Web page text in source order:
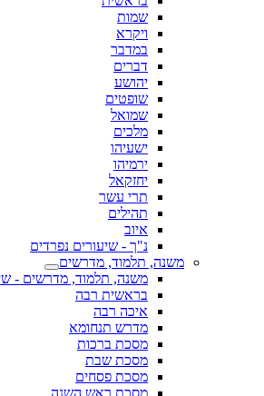
שמות
ויקרא
במדבר
דברים
יהושע
שופטים
שמואל
מלכים
ישעיהו
ירמיהו
יחזקאל
תרי עשר
תהילים
איוב
נ"ך - שיעורים נפרדים
משנה, תלמוד, מדרשים
משנה, תלמוד, מדרשים -
בראשית רבה
איכה רבה
מדרש תנחומא
מסכת ברכות
מסכת שבת
מסכת פסחים
מסכת ראש השנה